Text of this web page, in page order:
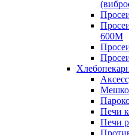
600М
Печи
Печи